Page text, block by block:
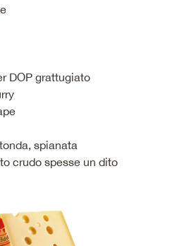
DOP grattugiato
spianata
crudo spesse un dito